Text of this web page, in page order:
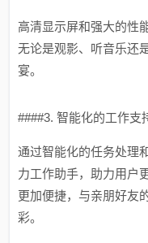
高清显示屏和强大的性
无论是观影、听音乐还
宴。
####3. 智能化的工作支
通过智能化的任务处理
力工作助手，助力用户
更加便捷，与亲朋好友
彩。